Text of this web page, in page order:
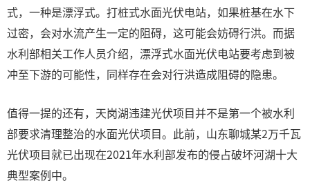
式，一种是漂浮式。打桩式水面光伏电站，如果桩基在水下
过密，会对水流产生一定的阻碍，这可能会妨碍行洪。而据
水利部相关工作人员介绍，漂浮式水面光伏电站要考虑到被
冲至下游的可能性，同样存在会对行洪造成阻碍的隐患。
值得一提的还有，天岗湖违建光伏项目并不是第一个被水利
部要求清理整治的水面光伏项目。此前，山东聊城某2万千瓦
光伏项目就已出现在2021年水利部发布的侵占破坏河湖十大
典型案例中。